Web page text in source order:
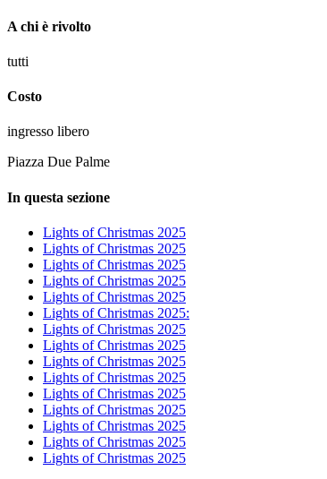
A chi è rivolto
tutti
Costo
ingresso libero
Piazza Due Palme
In questa sezione
Lights of Christmas 2025
Lights of Christmas 2025
Lights of Christmas 2025
Lights of Christmas 2025
Lights of Christmas 2025
Lights of Christmas 2025:
Lights of Christmas 2025
Lights of Christmas 2025
Lights of Christmas 2025
Lights of Christmas 2025
Lights of Christmas 2025
Lights of Christmas 2025
Lights of Christmas 2025
Lights of Christmas 2025
Lights of Christmas 2025